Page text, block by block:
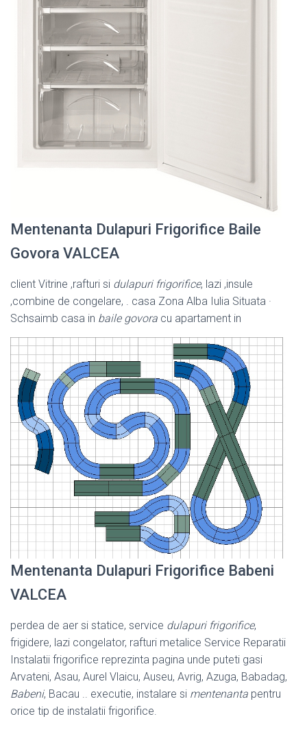
Mentenanta Dulapuri Frigorifice Baile
Govora VALCEA
client Vitrine ,rafturi si dulapuri frigorifice, lazi ,insule
,combine de congelare, . casa Zona Alba Iulia Situata ·
Schsaimb casa in baile govora cu apartament in
Mentenanta Dulapuri Frigorifice Babeni
VALCEA
perdea de aer si statice, service dulapuri frigorifice,
frigidere, lazi congelator, rafturi metalice Service Reparatii
Instalatii frigorifice reprezinta pagina unde puteti gasi
Arvateni, Asau, Aurel Vlaicu, Auseu, Avrig, Azuga, Babadag,
Babeni, Bacau .. executie, instalare si mentenanta pentru
orice tip de instalatii frigorifice.